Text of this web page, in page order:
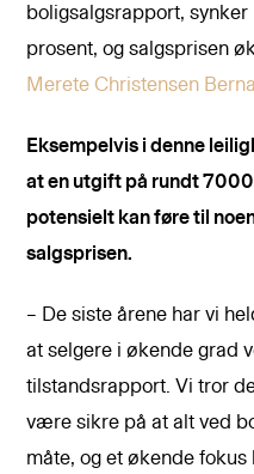
boligsalgsrapport,
prosent, og salgsprisen
Merete Christensen
Eksempelvis i denne
at en utgift på rundt
potensielt kan føre til
salgsprisen.
– De siste årene har vi
at selgere i økende grad
tilstandsrapport. Vi tror
være sikre på at alt ved
måte, og et økende